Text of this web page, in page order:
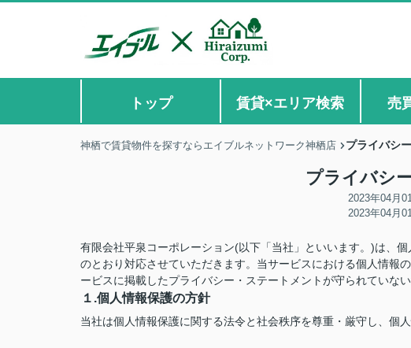
トップ 賃貸×エリア検索 売
神栖で賃貸物件を探すならエイブルネットワーク神栖店 プライバシ
プライバシ
2023年04月
2023年04月
有限会社平泉コーポレーション(以下「当社」といいます。)は、
のとおり対応させていただきます。当サービスにおける個人情報
ービスに掲載したプライバシー・ステートメントが守られていな
１.個人情報保護の方針
当社は個人情報保護に関する法令と社会秩序を尊重・厳守し、個